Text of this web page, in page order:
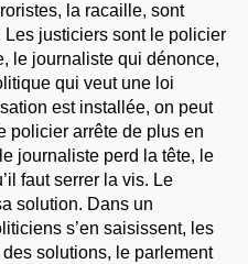
la racaille, sont
justiciers sont le policier
le journaliste qui dénonce,
qui veut une loi
est installée, on peut
policier arrête de plus en
journaliste perd la tête, le
faut serrer la vis. Le
solution. Dans un
s’en saisissent, les
solutions, le parlement